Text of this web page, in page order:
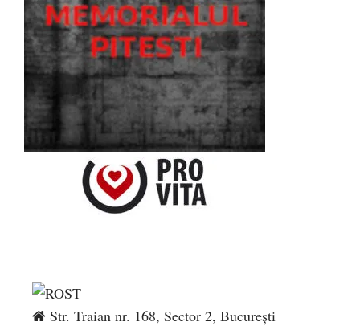
Str. Traian nr. 168, Sector 2, București